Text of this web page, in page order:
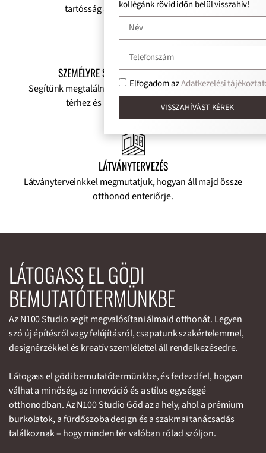
tartósság alapján válogatjuk össze.
SZEMÉLYRE SZABOTT SZAKTANÁCSADÁS
Segítünk megtalálni a tökéletes burkolatot, stílushoz,
térhez és költségvetéshez igazítva.
LÁTVÁNYTERVEZÉS
Látványterveinkkel megmutatjuk, hogyan áll majd össze
otthonod enteriőrje.
LÁTOGASS EL GÖDI
BEMUTATÓTERMÜNKBE
Az N100 Studio segít megvalósítani álmaid otthonát. Legyen
szó új építésről vagy felújításról, csapatunk szakértelemmel,
designérzékkel és kreatív szemlélettel áll rendelkezésedre.
Látogass el gödi bemutatótermünkbe, és fedezd fel, hogyan
válhat a minőség, az innováció és a stílus egységgé
otthonodban. Az N100 Studio Göd az a hely, ahol a prémium
burkolatok, a fürdőszoba design és a szakmai tanácsadás
találkoznak – hogy minden tér valóban rólad szóljon.
kollégánk rövid időn belül visszahív!
Elfogadom azAdatkezelési
VISSZAHÍVÁST KÉREK